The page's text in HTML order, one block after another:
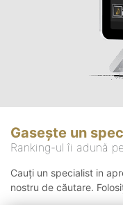
Gasește un
Ranking-ul îi adună
Cauți un specialist in
nostru de căutare.